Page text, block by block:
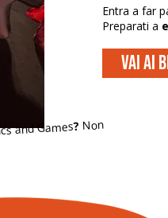
Entra a far
Preparati a
Vai ai
and Games?Non